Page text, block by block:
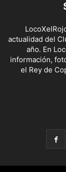
actualidad del
año. En
información,
el Rey de